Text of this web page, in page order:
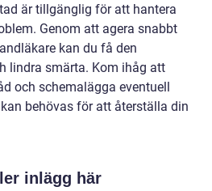
är tillgänglig för att hantera
Genom att agera snabbt
kan du få den
lindra smärta. Kom ihåg att
och schemalägga eventuell
behövas för att återställa din
inlägg här